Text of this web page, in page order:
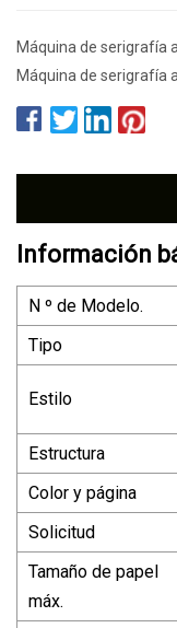
Máquina de serigrafía
Máquina de serigrafía
Información
N º de Modelo.
Tipo
Estilo
Estructura
Color y página
Solicitud
Tamaño de papel
máx.